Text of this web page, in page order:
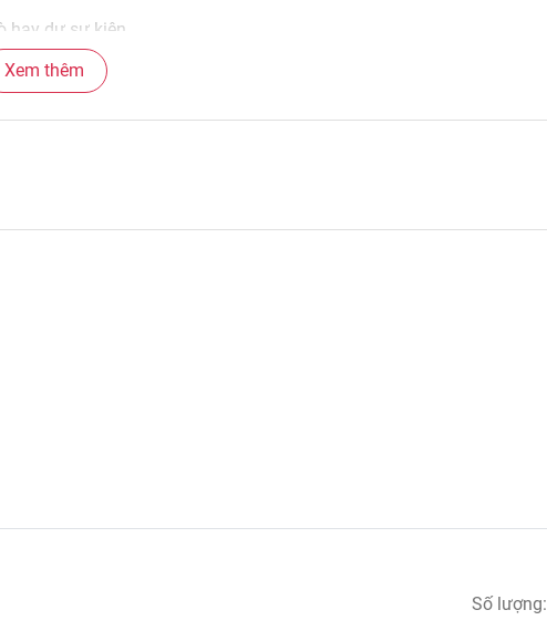
hay dự sự kiện.
chắc.
xuyên trang điểm.
sự chỉn chu.
Xem thêm
Số lượng: